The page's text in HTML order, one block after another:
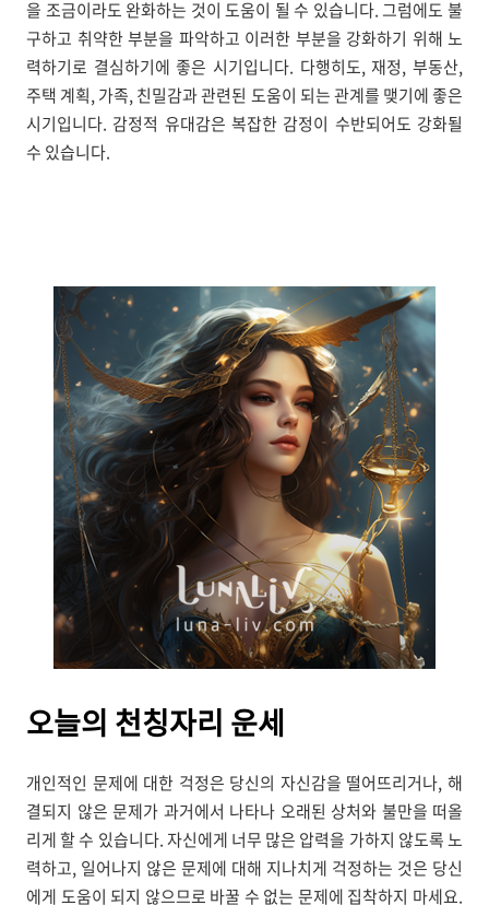
을 조금이라도 완화하는 것이 도움이 될 수 있습니다. 그럼에도 불
구하고 취약한 부분을 파악하고 이러한 부분을 강화하기 위해 노
력하기로 결심하기에 좋은 시기입니다. 다행히도, 재정, 부동산,
주택 계획, 가족, 친밀감과 관련된 도움이 되는 관계를 맺기에 좋은
시기입니다. 감정적 유대감은 복잡한 감정이 수반되어도 강화될
수 있습니다.
오늘의 천칭자리 운세
개인적인 문제에 대한 걱정은 당신의 자신감을 떨어뜨리거나, 해
결되지 않은 문제가 과거에서 나타나 오래된 상처와 불만을 떠올
리게 할 수 있습니다. 자신에게 너무 많은 압력을 가하지 않도록 노
력하고, 일어나지 않은 문제에 대해 지나치게 걱정하는 것은 당신
에게 도움이 되지 않으므로 바꿀 수 없는 문제에 집착하지 마세요.